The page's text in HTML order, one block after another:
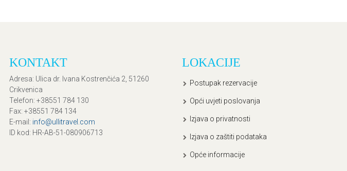
KONTAKT
Adresa: Ulica dr. Ivana Kostrenčića 2, 51260
Crikvenica
Telefon: +38551 784 130
Fax: +38551 784 134
E-mail : info@ullitravel.com
ID kod: HR-AB-51-080906713
LOKACIJE
Postupak rezervacije
Opći uvjeti poslovanja
Izjava o privatnosti
Izjava o zaštiti podataka
Opće informacije